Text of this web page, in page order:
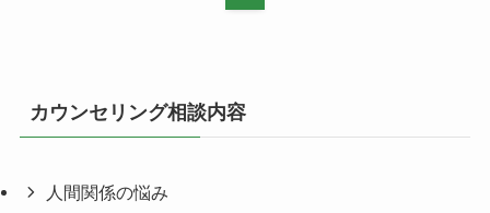
カウンセリング相談内容
人間関係の悩み